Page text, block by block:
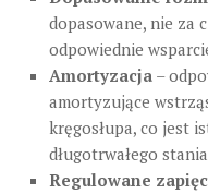
dopasowane, nie za
odpowiednie
Amortyzacja –
amortyzujące
kręgosłupa, co jest
długotrwałego
Regulowane